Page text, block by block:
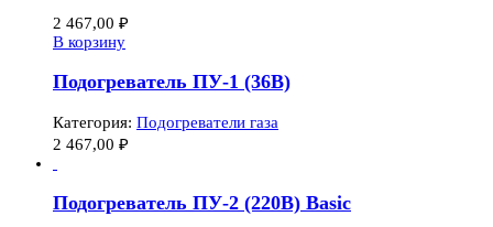
2 467,00 ₽
В корзину
Подогреватель ПУ-1 (36В)
Категория: Подогреватели газа
2 467,00 ₽
Подогреватель ПУ-2 (220В) Basic